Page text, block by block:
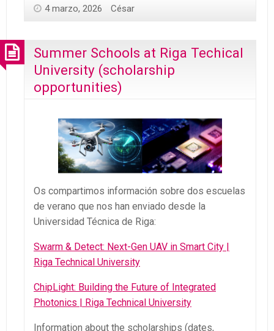
4 marzo, 2026 César
Summer Schools at Riga Techical
University (scholarship
opportunities)
Os compartimos información sobre dos escuelas
de verano que nos han enviado desde la
Universidad Técnica de Riga:
Swarm & Detect: Next-Gen UAV in Smart City |
Riga Technical University
ChipLight: Building the Future of Integrated
Photonics | Riga Technical University
Information about the scholarships (dates,